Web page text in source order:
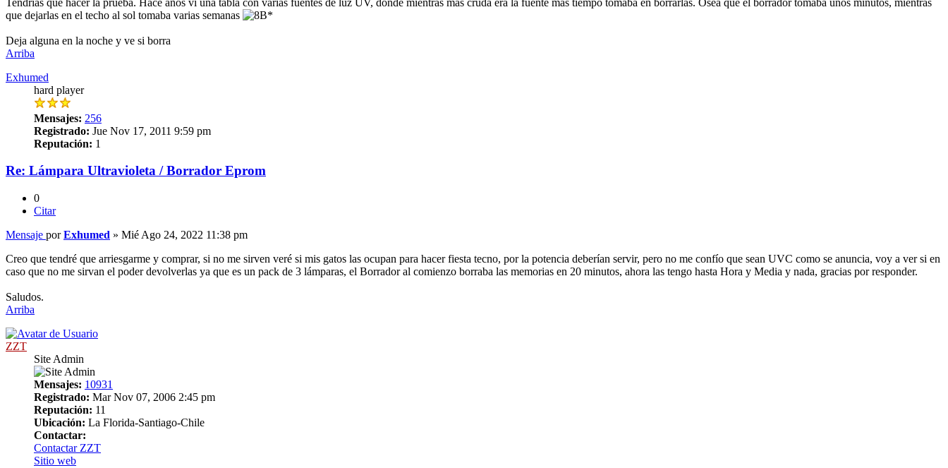
que dejarlas en el techo al sol tomaba varias semanas
Deja alguna en la noche y ve si borra
Arriba
Exhumed
hard player
Mensajes: 256
Registrado: Jue Nov 17, 2011 9:59 pm
Reputación: 1
Re: Lámpara Ultravioleta / Borrador Eprom
0
Citar
Mensaje porExhumed » Mié Ago 24, 2022 11:38 pm
Creo que tendré que arriesgarme y comprar, si no me sirven veré si mis gatos las ocupan para hacer fiesta tecno, por la potencia deberían servir, pero no me confío que sean UVC como se anuncia, voy a ver si en
caso que no me sirvan el poder devolverlas ya que es un pack de 3 lámparas, el Borrador al comienzo borraba las memorias en 20 minutos, ahora las tengo hasta Hora y Media y nada, gracias por responder.
Saludos.
Arriba
ZZT
Site Admin
Mensajes: 10931
Registrado: Mar Nov 07, 2006 2:45 pm
Reputación: 11
Ubicación: La Florida-Santiago-Chile
Contactar:
Contactar ZZT
Sitio web